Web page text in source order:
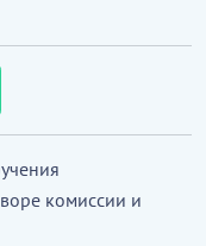
комиссии и